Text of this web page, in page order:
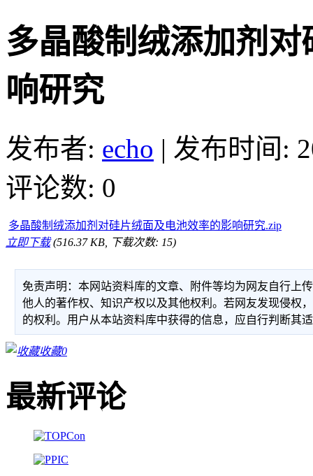
多晶酸制绒添加剂
响研究
发布者: echo | 发布时间:
评论数: 0
多晶酸制绒添加剂对硅片绒面及电池效率的影响研究.zip
立即下载(516.37 KB, 下载次数: 15)
免责声明：本网站资料库的文章、附件等均为网友自行上
他人的著作权、知识产权以及其他权利。若网友发现侵权
的权利。用户从本站资料库中获得的信息，应自行判断其
收藏0
最新评论